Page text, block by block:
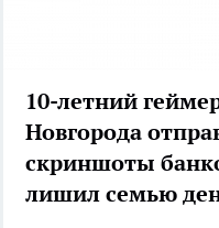
10-летний
Новгорода
скриншоты
лишил семью